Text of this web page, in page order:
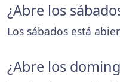
¿Abre los
Los sábados está
¿Abre los